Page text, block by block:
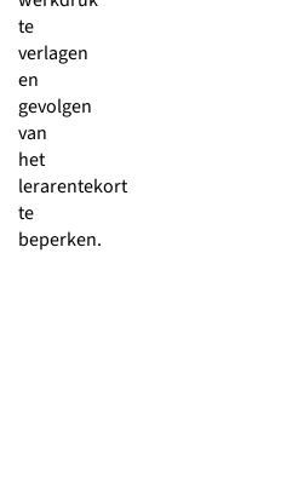
te
verlagen
en
gevolgen
van
het
lerarentekort
te
beperken.